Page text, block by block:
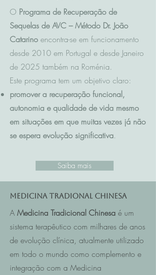
O Programa de Recuperação de
Sequelas de AVC – Método Dr. João
Catarino encontra-se em funcionamento
desde 2010 em Portugal e desde Janeiro
de 2025 também na Roménia.
Este programa tem um objetivo claro:
promover a recuperação funcional,
autonomia e qualidade de vida mesmo
em situações em que muitas vezes já não
se espera evolução significativa.
Saiba mais
Medicina Tradional Chinesa
A Medicina Tradicional Chinesa é um
sistema terapêutico com milhares de anos
de evolução clínica, atualmente utilizado
em todo o mundo como complemento e
integração com a Medicina